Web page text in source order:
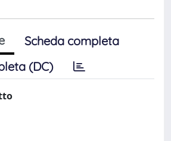
Scheda completa
(DC)